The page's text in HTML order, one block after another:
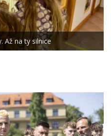
Až na ty silnice